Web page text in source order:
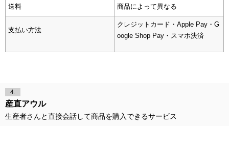
送料 商品によって異なる
支払い方法
クレジットカード・ Apple Pay ・ G
oogle Shop Pay ・スマホ決済
4.
産直アウル
生産者さんと直接会話して商品を購入できるサービス